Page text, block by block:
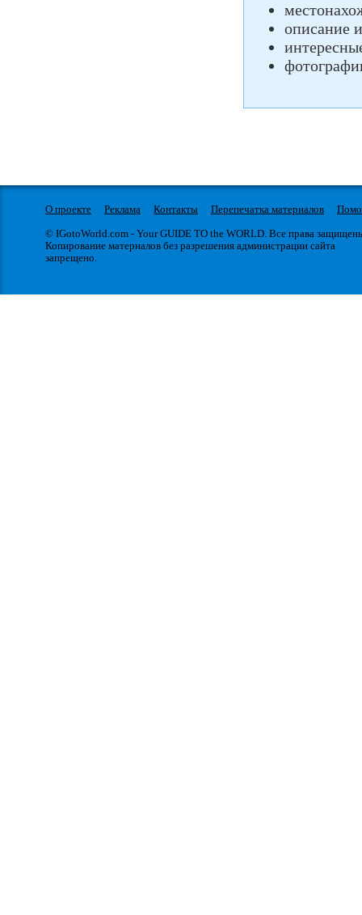
описание
О проекте Реклама Контакты Перепечатка материалов
© IGotoWorld.com - Your GUIDE TO the WORLD. Все права
Копирование материалов без разрешения администрации сайта
запрещено.